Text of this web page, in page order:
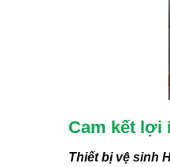
Cam kết lợi
Thiết bị vệ sinh